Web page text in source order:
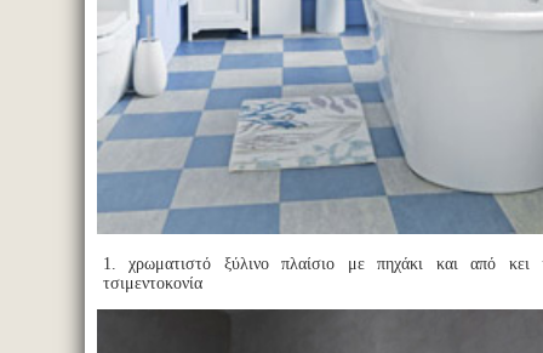
1. χρωματιστό ξύλινο πλαίσιο με πηχάκι και από κει
τσιμεντοκονία